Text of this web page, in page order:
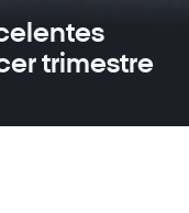
trimestre